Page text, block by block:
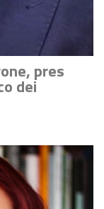
pres
dei